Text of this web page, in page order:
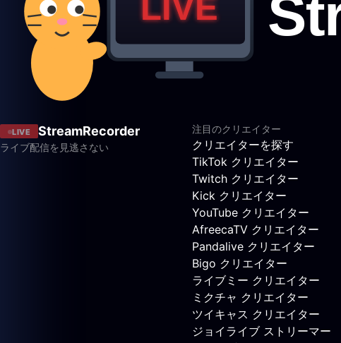
LIVE StreamRecorder
ライブ配信を見逃さない
注目のクリエイター
クリエイターを探す
TikTok クリエイター
Twitch クリエイター
Kick クリエイター
YouTube クリエイター
AfreecaTV クリエイター
Pandalive クリエイター
Bigo クリエイター
ライブミー クリエイター
ミクチャ クリエイター
ツイキャス クリエイター
ジョイライブ ストリーマー